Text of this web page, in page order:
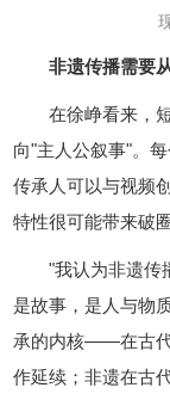
非遗传播需要
在徐峥看来，
向"主人公叙事"。
传承人可以与视频
特性很可能带来破
"我认为非遗传
是故事，是人与物
承的内核——在古代
作延续；非遗在古